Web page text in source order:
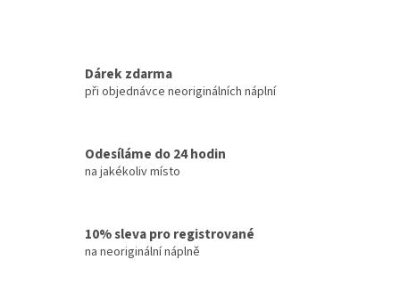
Dárek zdarma
při objednávce neoriginálních náplní
Odesíláme do 24 hodin
na jakékoliv místo
10% sleva pro registrované
na neoriginální náplně